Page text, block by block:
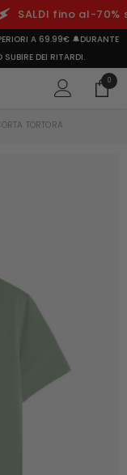
SALDI fino al-70%
A 69.99€ 🔔DURANTE
SUBIRE DEI RITARDI.
00
TORTORA